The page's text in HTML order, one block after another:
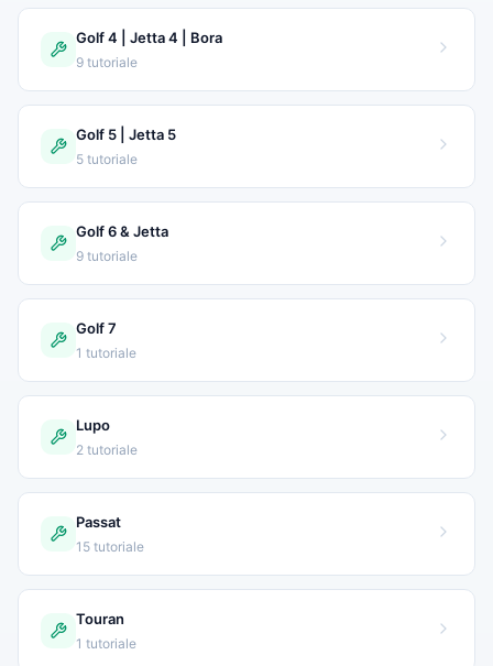
Golf 4 | Jetta 4 | Bora
9 tutoriale
Golf 5 | Jetta 5
5 tutoriale
Golf 6 & Jetta
9 tutoriale
Golf 7
1 tutoriale
Lupo
2 tutoriale
Passat
15 tutoriale
Touran
1 tutoriale